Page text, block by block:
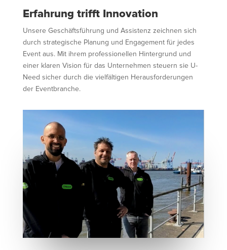
Erfahrung trifft Innovation
Unsere Geschäftsführung und Assistenz zeichnen sich
durch strategische Planung und Engagement für jedes
Event aus. Mit ihrem professionellen Hintergrund und
einer klaren Vision für das Unternehmen steuern sie U-
Need sicher durch die vielfältigen Herausforderungen
der Eventbranche.